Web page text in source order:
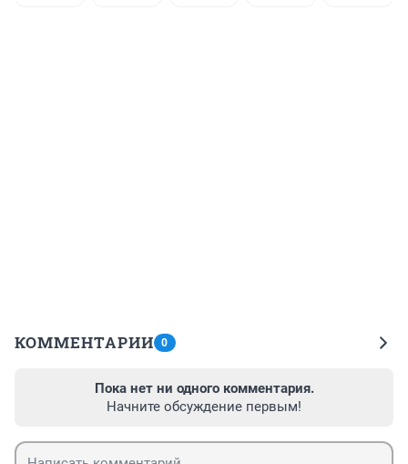
КОММЕНТАРИИ 0
Пока нет ни одного комментария.
Начните обсуждение первым!